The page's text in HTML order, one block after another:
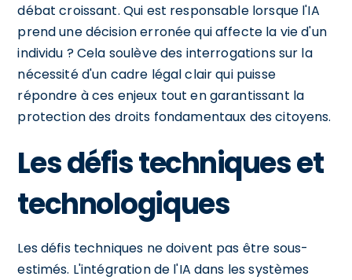
débat croissant. Qui est responsable lorsque l'IA
prend une décision erronée qui affecte la vie d'un
individu ? Cela soulève des interrogations sur la
nécessité d'un cadre légal clair qui puisse
répondre à ces enjeux tout en garantissant la
protection des droits fondamentaux des citoyens.
Les défis techniques et
technologiques
Les défis techniques ne doivent pas être sous-
estimés. L'intégration de l'IA dans les systèmes